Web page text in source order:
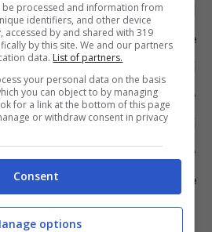
e ritardano il
malattia.Infiltrazioni e
trattamenti previsti nei
ribadiamo, la malattia è
non è possibile. Di
italiano la riconosce
dà diritto ad aiuti e
processed and information from
identifiers, and other device
accessed by and shared with 319
by this site. We and our partners
data. List of partners.
your personal data on the basis
you can object to by managing
for a link at the bottom of this page
or withdraw consent in privacy
Consent
options